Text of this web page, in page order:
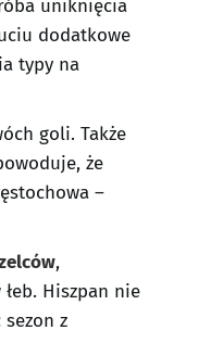
uniknięcia
dodatkowe
typy na
goli. Także
że
–
,
Hiszpan nie
z